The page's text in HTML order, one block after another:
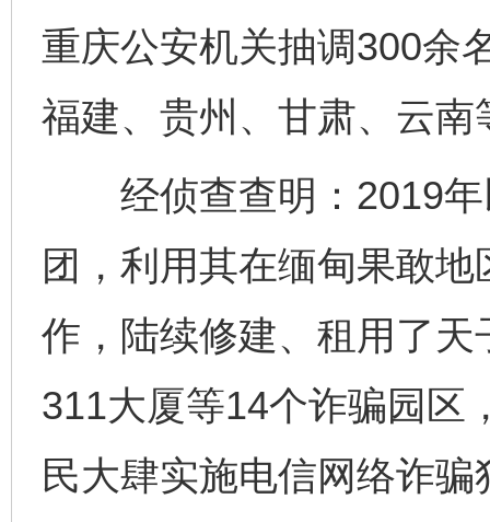
重庆公安机关抽调300余
福建、贵州、甘肃、云
经侦查查明：2019年
团，利用其在缅甸果敢
作，陆续修建、租用了
311大厦等14个诈骗园区
民大肆实施电信网络诈